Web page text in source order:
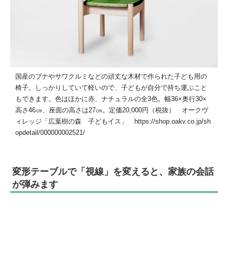
国産のブナやサワクルミなどの頑丈な木材で作られた子ども用の
椅子。しっかりしていて軽いので、子どもが自分で持ち運ぶこと
もできます。色はほかに赤、ナチュラルの全3色。幅36×奥行30×
高さ46㎝、座面の高さは27㎝。定価20,000円（税抜） オークヴ
ィレッジ「広葉樹の森 子どもイス」 https://shop.oakv.co.jp/sh
opdetail/000000002521/
変形テーブルで「視線」を変えると、家族の会話
が弾みます